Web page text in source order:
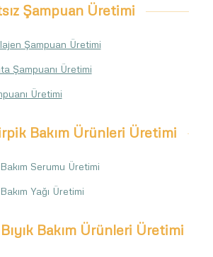
Şampuan Üretimi
Şampuan Üretimi
Şampuanı Üretimi
Üretimi
Bakım Ürünleri Üretimi
Serumu Üretimi
Yağı Üretimi
Bakım Ürünleri Üretimi